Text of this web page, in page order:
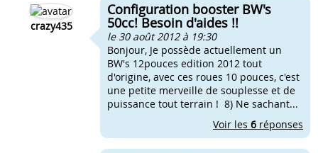
crazy435
Configuration booster BW's
50cc! Besoin d'aides !!
le 30 août 2012 à 19:30
Bonjour, Je possède actuellement un
BW's 12pouces edition 2012 tout
d'origine, avec ces roues 10 pouces, c'est
une petite merveille de souplesse et de
puissance tout terrain ! 8) Ne sachant...
Voir les 6 réponses